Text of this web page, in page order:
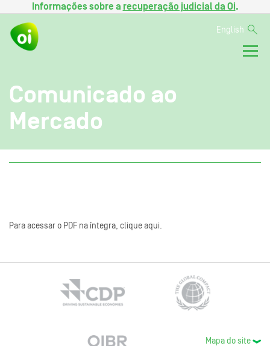
Informações sobre a recuperação judicial da Oi.
English
Comunicado ao
Mercado
Para acessar o PDF na íntegra, clique aqui.
Mapa do site